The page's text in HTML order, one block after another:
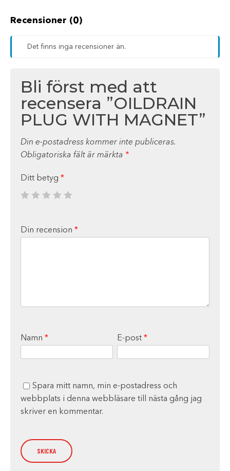
Recensioner (0)
Det finns inga recensioner än.
Bli först med att
recensera ”OILDRAIN
PLUG WITH MAGNET”
Din e-postadress kommer inte publiceras.
Obligatoriska fält är märkta *
Ditt betyg *
Din recension *
Namn * E-post *
Spara mitt namn, min e-postadress och
webbplats i denna webbläsare till nästa gång jag
skriver en kommentar.